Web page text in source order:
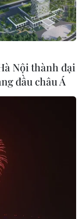
Nội thành đại
đầu châu Á